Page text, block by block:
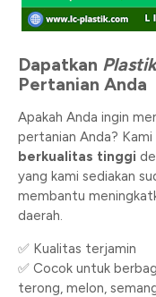
Dapatkan
Pertanian Anda
Apakah Anda ingin
pertanian Anda?
berkualitas tinggi
yang kami sediakan
membantu
daerah.
✅ Kualitas terjamin
✅ Cocok untuk
terong, melon,